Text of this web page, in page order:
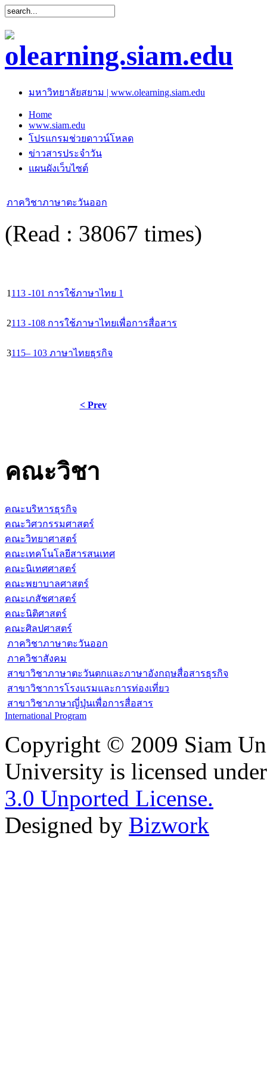
มหาวิทยาลัยสยาม | www.olearning.siam.edu
Home
www.siam.edu
โปรแกรมช่วยดาวน์โหลด
ข่าวสารประจำวัน
แผนผังเว็บไซต์
ภาควิชาภาษาตะวันออก
(Read : 38067 times)
1 113 -101 การใช้ภาษาไทย 1
2113 -108 การใช้ภาษาไทยเพื่อการสื่อสาร
3115– 103 ภาษาไทยธุรกิจ
< Prev
คณะวิชา
คณะบริหารธุรกิจ
คณะวิศวกรรมศาสตร์
คณะวิทยาศาสตร์
คณะเทคโนโลยีสารสนเทศ
คณะนิเทศศาสตร์
คณะพยาบาลศาสตร์
คณะเภสัชศาสตร์
คณะนิติศาสตร์
คณะศิลปศาสตร์
ภาควิชาภาษาตะวันออก
ภาควิชาสังคม
สาขาวิชาภาษาตะวันตกและภาษาอังกฤษสื่อสารธุรกิจ
สาขาวิชาการโรงแรมและการท่องเที่ยว
สาขาวิชาภาษาญี่ปุ่นเพื่อการสื่อสาร
International Program
Copyright © 2009 Siam
University is licensed
3.0 Unported License.
Designed by Bizwork